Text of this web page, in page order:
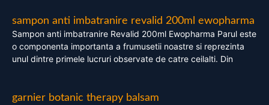
sampon anti imbatranire revalid 200ml ewopharma
Sampon anti imbatranire Revalid 200ml Ewopharma Parul este
o componenta importanta a frumusetii noastre si reprezinta
unul dintre primele lucruri observate de catre ceilalti. Din
garnier botanic therapy balsam